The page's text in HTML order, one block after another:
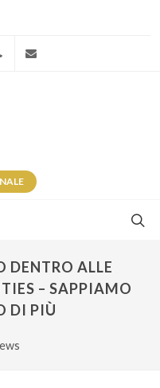
+39 345 281 0246
DENTRO ALLE
– SAPPIAMO
DI PIÙ